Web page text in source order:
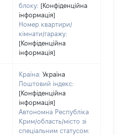
блоку: [Конфіденційна
інформація]
Номер квартири/
кімнати/гаражу:
[Конфіденційна
інформація]
Країна: Україна
Поштовий індекс:
[Конфіденційна
інформація]
Автономна Республіка
Крим/область/місто зі
спеціальним статусом: